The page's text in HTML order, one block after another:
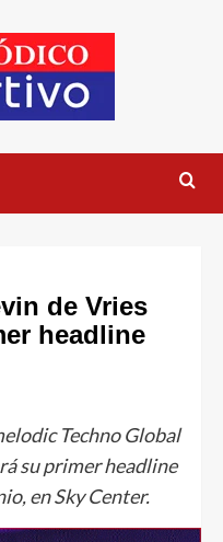
de Vries
headline
Techno Global
su primer headline
en Sky Center.